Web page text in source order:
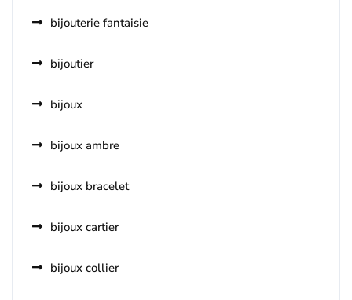
bijouterie fantaisie
bijoutier
bijoux
bijoux ambre
bijoux bracelet
bijoux cartier
bijoux collier